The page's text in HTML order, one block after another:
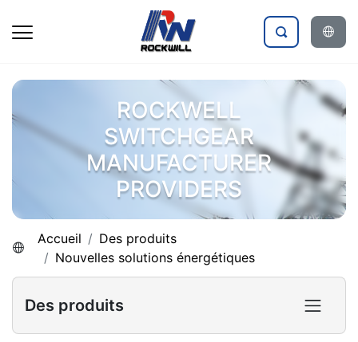
ROCKWELL
SWITCHGEAR
MANUFACTURER
PROVIDERS
Accueil
Des produits
Nouvelles solutions énergétiques
Des produits